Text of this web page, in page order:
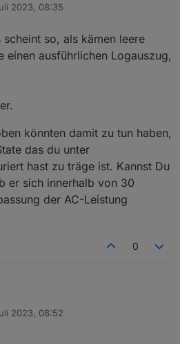
in die Nacht funktioniert, trotz der
Es kommt allerdings nicht so viel
sie sollte. Eingestellt ist Restbezug
etc. müssten ungefähr 16W
aber bei einem Bezug von eher
über das Script mehr bzw.
freigibt, wird diese gleich wieder
den jeweiligen Objekten in ioBroker
absolut synchron.
habe ich gestern auch schon
2023, 08:35
so, als kämen leere
einen ausführlichen Logauszug,
könnten damit zu tun haben,
das du unter
hast zu träge ist. Kannst Du
er sich innerhalb von 30
der AC-Leistung
0
ohne einen ausführlichen
oben könnten damit zu tun
2023, 08:52